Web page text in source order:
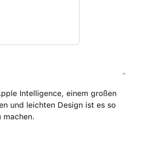
Intelligence, einem großen
und leichten Design ist es so
machen.